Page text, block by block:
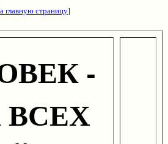
главную страницу]
-